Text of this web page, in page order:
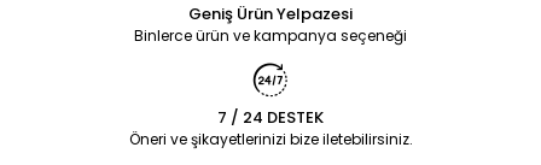
Geniş Ürün Yelpazesi
Binlerce ürün ve kampanya seçeneği
7 / 24 DESTEK
Öneri ve şikayetlerinizi bize iletebilirsiniz.